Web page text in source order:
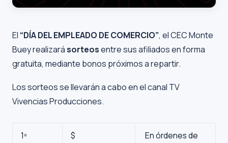
El “DÍA DEL EMPLEADO DE COMERCIO”, el CEC Monte
Buey realizarásorteosentre sus afiliados en forma
gratuita, mediante bonos próximos a repartir.
Los sorteos se llevarán a cabo en el canal TV
Vivencias Producciones.
1º
$
En órdenes de